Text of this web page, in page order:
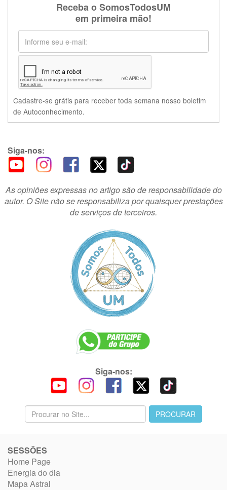
Receba o SomosTodosUM
em primeira mão!
Cadastre-se grátis para receber toda semana nosso boletim
de Autoconhecimento.
Siga-nos:
As opiniões expressas no artigo são de responsabilidade do
autor. O Site não se responsabiliza por quaisquer prestações
de serviços de terceiros.
Siga-nos:
SESSÕES
Home Page
Energia do dia
Mapa Astral